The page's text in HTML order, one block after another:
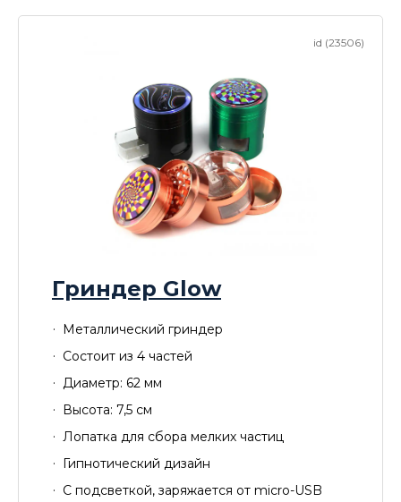
id (23506)
Гриндер Glow
Металлический гриндер
Состоит из 4 частей
Диаметр: 62 мм
Высота: 7,5 см
Лопатка для сбора мелких частиц
Гипнотический дизайн
С подсветкой, заряжается от micro-USB